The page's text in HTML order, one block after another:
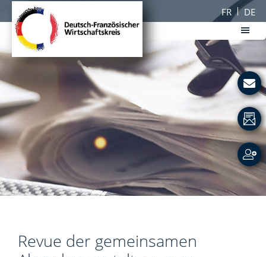
Inhalt
springen
Fußzeile
springen
FR DE
DFWK
Deutsch-
Wirtschaftskreis
Revue der gemeinsamen